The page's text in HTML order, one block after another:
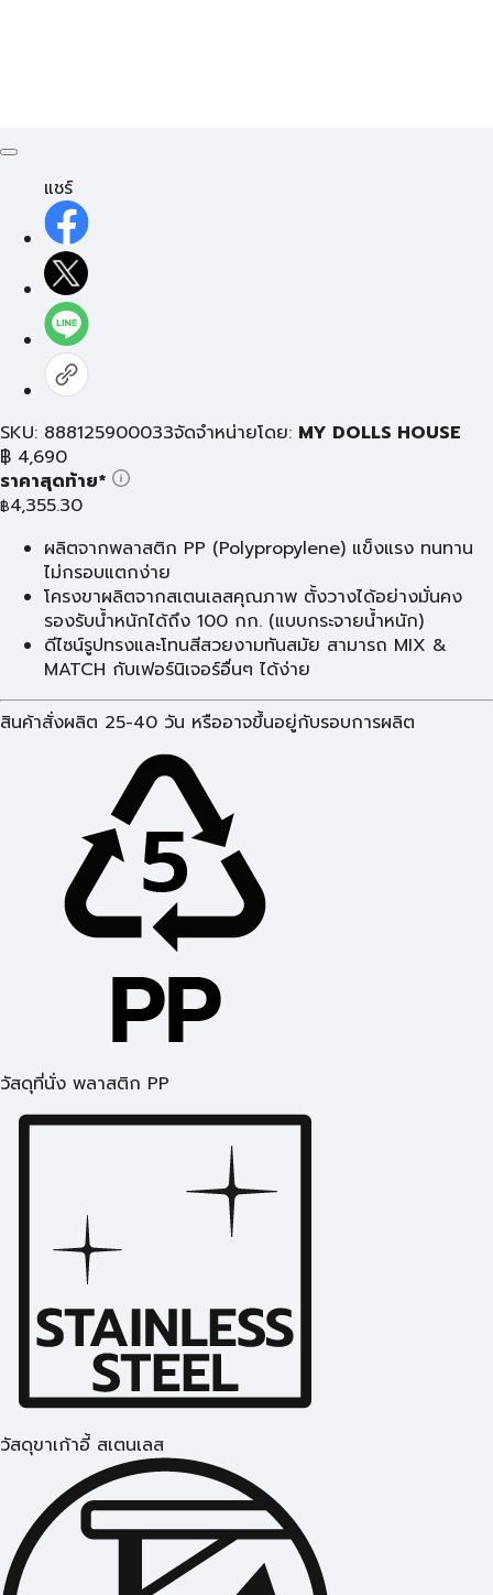
แชร์
SKU: 888125900033จัดจำหน่ายโดย: MY DOLLS HOUSE
฿ 4,690
ราคาสุดท้าย*
฿4,355.30
ผลิตจากพลาสติก PP (Polypropylene) แข็งแรง ทนทาน
ไม่กรอบแตกง่าย
โครงขาผลิตจากสเตนเลสคุณภาพ ตั้งวางได้อย่างมั่นคง
รองรับน้ำหนักได้ถึง 100 กก. (แบบกระจายน้ำหนัก)
ดีไซน์รูปทรงและโทนสีสวยงามทันสมัย สามารถ MIX &
MATCH กับเฟอร์นิเจอร์อื่นๆ ได้ง่าย
สินค้าสั่งผลิต 25-40 วัน หรืออาจขึ้นอยู่กับรอบการผลิต
วัสดุที่นั่ง พลาสติก PP
วัสดุขาเก้าอี้ สเตนเลส